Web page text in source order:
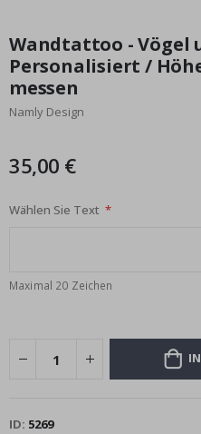
der
Bildgalerie
springen
Wandtattoo - Vögel
Personalisiert /
messen
Namly Design
35,00 €
Wählen Sie Text
Maximal 20 Zeichen
ID 5269